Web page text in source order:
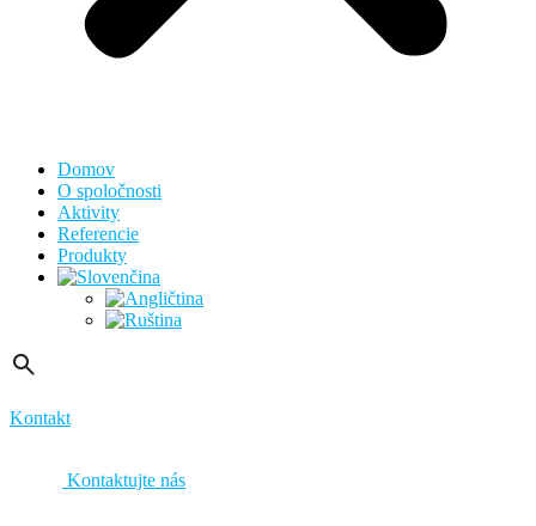
Domov
O spoločnosti
Aktivity
Referencie
Produkty
Kontakt
Kontaktujte nás